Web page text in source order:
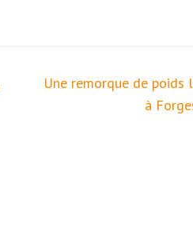
Une remorque de
à